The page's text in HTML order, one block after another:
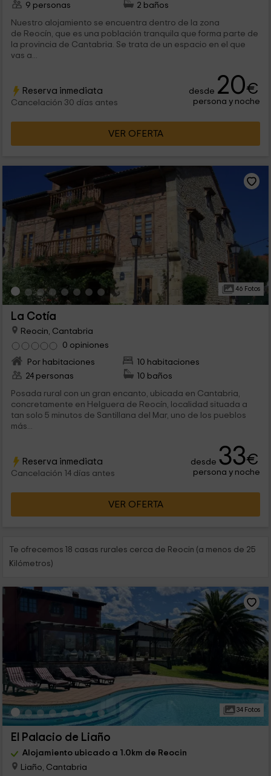
9 personas
2 baños
Nuestro alojamiento se encuentra dentro de la zona
de Reocín, que es una población tranquila que forma parte de
la provincia de Cantabria. Se trata de un espacio en el que
vas a...
Reserva inmediata
Cancelación 30 días antes
desde 20€
persona y noche
VER OFERTA
46 Fotos
La Cotía
Reocin, Cantabria
0 opiniones
Por habitaciones
10 habitaciones
24 personas
10 baños
Posada rural con un gran encanto, ubicada en Cantabria,
concretamente en Helguera de Reocín, localidad situada a
tan solo 5 minutos de Santillana del Mar, uno de los pueblos
más...
Reserva inmediata
Cancelación 14 días antes
desde 33€
persona y noche
VER OFERTA
Te ofrecemos 18 casas rurales cerca de Reocin (a menos de 25
Kilómetros)
34 Fotos
El Palacio de Liaño
Alojamiento ubicado a 1.0km de Reocin
Liaño, Cantabria